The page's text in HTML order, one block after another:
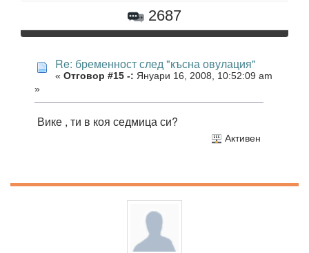
2687
Re: бременност след "късна овулация"
« Отговор #15 -: Януари 16, 2008, 10:52:09 am
»
Вике , ти в коя седмица си?
Активен